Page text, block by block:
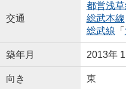
交通
都営浅草
総武本線
総武線 「
築年月 2013年
向き 東